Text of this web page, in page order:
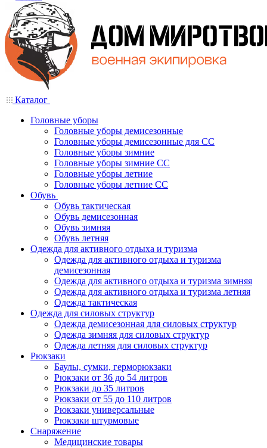
Каталог
Головные уборы
Головные уборы демисезонные
Головные уборы демисезонные для СС
Головные уборы зимние
Головные уборы зимние СС
Головные уборы летние
Головные уборы летние СС
Обувь
Обувь тактическая
Обувь демисезонная
Обувь зимняя
Обувь летняя
Одежда для активного отдыха и туризма
Одежда для активного отдыха и туризма
демисезонная
Одежда для активного отдыха и туризма зимняя
Одежда для активного отдыха и туризма летняя
Одежда тактическая
Одежда для силовых структур
Одежда демисезонная для силовых структур
Одежда зимняя для силовых структур
Одежда летняя для силовых структур
Рюкзаки
Баулы, сумки, герморюкзаки
Рюкзаки от 36 до 54 литров
Рюкзаки до 35 литров
Рюкзаки от 55 до 110 литров
Рюкзаки универсальные
Рюкзаки штурмовые
Снаряжение
Медицинские товары